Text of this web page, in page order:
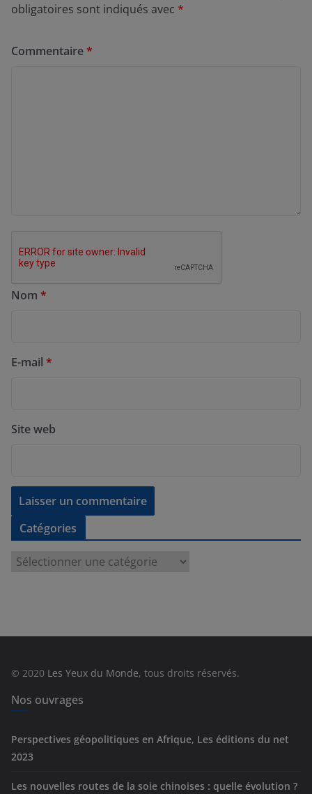
obligatoires sont indiqués avec *
Commentaire*
Nom *
E-mail *
Site web
Catégories
e
s
© 2020 Les Yeux du Monde, tous droits réservés.
Nos ouvrages
Perspectives géopolitiques en Afrique, Les éditions du net
2023
Les nouvelles routes de la soie chinoises : quelle évolution ?